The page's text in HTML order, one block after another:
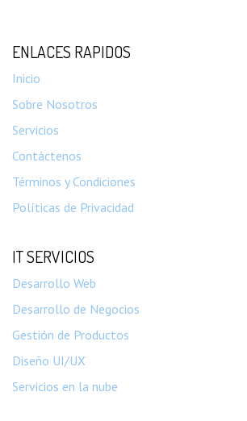
ENLACES RAPIDOS
Inicio
Sobre Nosotros
Servicios
Contáctenos
Términos y Condiciones
Políticas de Privacidad
IT SERVICIOS
Desarrollo Web
Desarrollo de Negocios
Gestión de Productos
Diseño UI/UX
Servicios en la nube